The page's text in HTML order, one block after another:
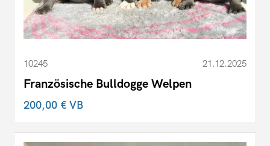
10245 21.12.2025
Französische Bulldogge Welpen
200,00 €VB